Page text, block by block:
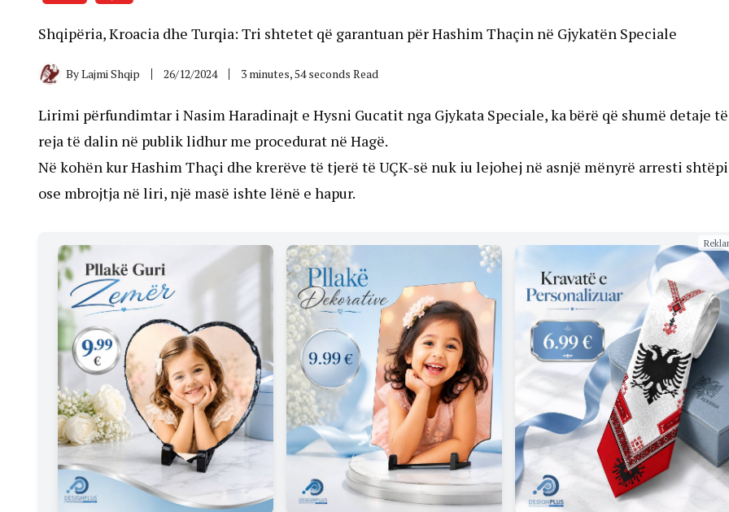
Shqipëria, Kroacia dhe Turqia: Tri shtetet që garantuan për Hashim Thaçin në Gjykatën Speciale
ByLajmi Shqip 26/12/2024 3 minutes, 54 seconds Read
Lirimi përfundimtar i Nasim Haradinajt e Hysni Gucatit nga Gjykata Speciale, ka bërë që shumë detaje të
reja të dalin në publik lidhur me procedurat në Hagë.
Në kohën kur Hashim Thaçi dhe krerëve të tjerë të UÇK-së nuk iu lejohej në asnjë mënyrë arresti
ose mbrojtja në liri, një masë ishte lënë e hapur.